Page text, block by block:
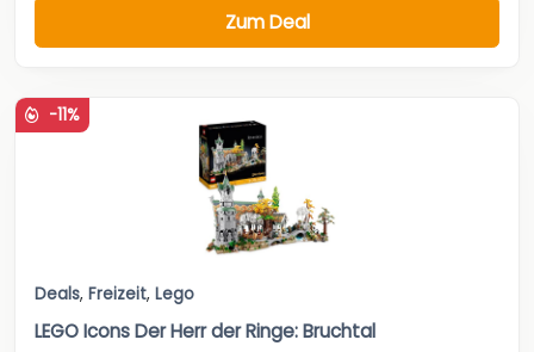
Zum Deal
-11%
Deals, Freizeit, Lego
LEGO Icons Der Herr der Ringe: Bruchtal